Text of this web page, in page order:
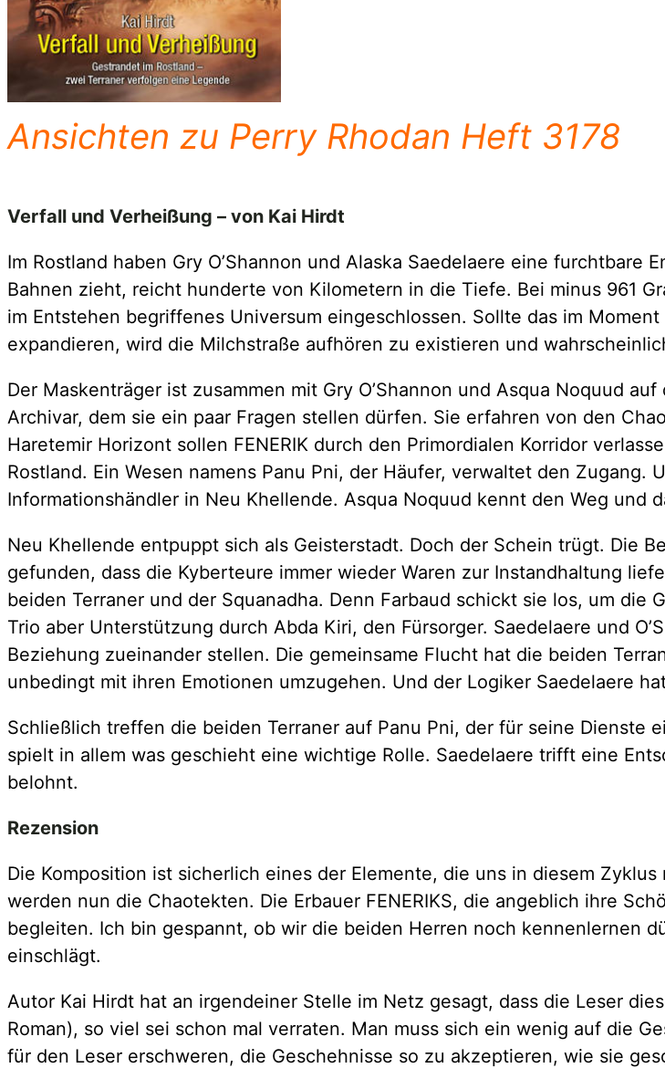
Ansichten zu Perry Rhodan Heft 3178
Verfall und Verheißung – von Kai Hirdt
Im Rostland haben Gry O’Shannon und Alaska Saedelaere eine
Bahnen zieht, reicht hunderte von Kilometern in die Tiefe. Bei minus 961
im Entstehen begriffenes Universum eingeschlossen. Sollte das im
expandieren, wird die Milchstraße aufhören zu existieren und
Der Maskenträger ist zusammen mit Gry O’Shannon und Asqua Noquud
Archivar, dem sie ein paar Fragen stellen dürfen. Sie erfahren von den
Haretemir Horizont sollen FENERIK durch den Primordialen Korridor
Rostland. Ein Wesen namens Panu Pni, der Häufer, verwaltet den
Informationshändler in Neu Khellende. Asqua Noquud kennt den Weg und
Neu Khellende entpuppt sich als Geisterstadt. Doch der Schein trügt. Die
gefunden, dass die Kyberteure immer wieder Waren zur Instandhaltung
beiden Terraner und der Squanadha. Denn Farbaud schickt sie los, um
Trio aber Unterstützung durch Abda Kiri, den Fürsorger. Saedelaere und
Beziehung zueinander stellen. Die gemeinsame Flucht hat die beiden
unbedingt mit ihren Emotionen umzugehen. Und der Logiker Saedelaere
Schließlich treffen die beiden Terraner auf Panu Pni, der für seine Dienste
spielt in allem was geschieht eine wichtige Rolle. Saedelaere trifft eine
belohnt.
Rezension
Die Komposition ist sicherlich eines der Elemente, die uns in diesem
werden nun die Chaotekten. Die Erbauer FENERIKS, die angeblich ihre
begleiten. Ich bin gespannt, ob wir die beiden Herren noch kennenlernen
einschlägt.
Autor Kai Hirdt hat an irgendeiner Stelle im Netz gesagt, dass die Leser
Roman), so viel sei schon mal verraten. Man muss sich ein wenig auf die
für den Leser erschweren, die Geschehnisse so zu akzeptieren, wie sie